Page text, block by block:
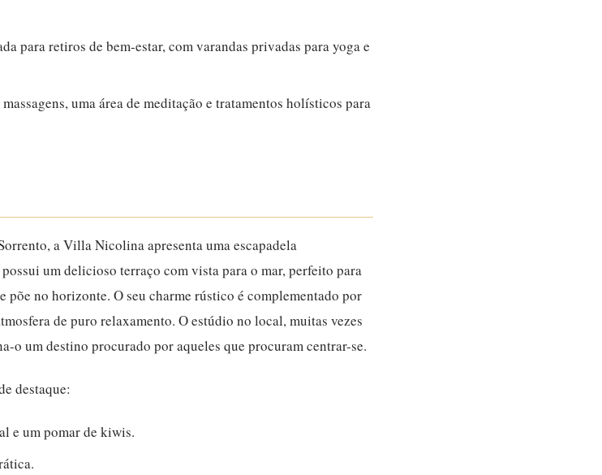
para retiros de bem-estar, com varandas privadas para yoga e
uma área de meditação e tratamentos holísticos para
a Villa Nicolina apresenta uma escapadela
um delicioso terraço com vista para o mar, perfeito para
põe no horizonte. O seu charme rústico é complementado por
de puro relaxamento. O estúdio no local, muitas vezes
o um destino procurado por aqueles que procuram centrar-se.
destaque:
e um pomar de kiwis.